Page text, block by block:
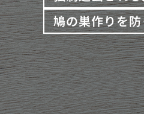
鳩の巣作りを